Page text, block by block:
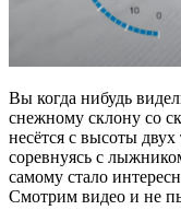
Вы когда нибудь
снежному склону со
несётся с высоты
соревнуясь с
самому стало
Смотрим видео и не